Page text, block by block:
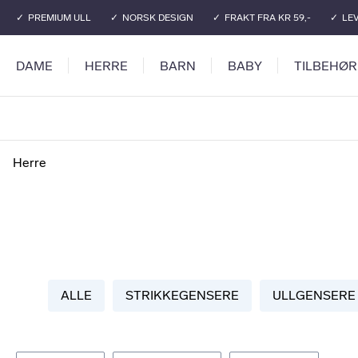
PREMIUM ULL NORSK DESIGN FRAKT FRA KR 59,-
DAME HERRE BARN BABY TILBEHØR
Herre
ALLE STRIKKEGENSERE ULLGENSERE